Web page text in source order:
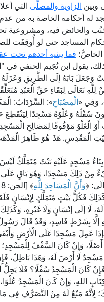
وبين الزاوية والمصلَّى التي
له أحكامه الخاصة به من
والحائض فيه، ومشروعية
المساجد حتى لو أُوقِفَت
الخاصُّ؛ فما يبنيه أحدهم تحت
يقول ابن نُجَيم الحنفي في
وَجَعَلَ بَابَهُ إلَى الطَّرِيقِ وَعَزَلَهُ
تَعَالَى لِبَقَاءِ حَقِّ الْعَبْدِ
وَفِي «الْمِصْبَاحِ»: السِّرْدَابُ:
سُفْلُهُ وَعُلْوُهُ مَسْجِدًا لِيَنْقَطِعَ
أَوْ الْعُلْوُ مَوْقُوفًا لِمَصَالِحِ
الْمَقْدِسِ. هَذَا هُوَ ظَاهِرُ
مَسْجِدٍ عَلَيْهِ بَيْتٌ مُتَمَلَّكٌ
ذَلِكَ مَسْجِدًا، وَهُوَ بَاقٍ عَلَى
﴿وَأَنَّ الْمَسَاجِدَ لِلَّهِ
فَكُلُّ بَيْتٍ مُتَمَلَّكٍ لِإِنْسَانٍ
لَا إلَى إنْسَانٍ وَلَا غَيْرِهِ،
بِشَرْطٍ فَاسِدٍ، وَقَدْ قَالَ رَسُولُ
عَمِلَ مَسْجِدًا عَلَى الْأَرْضِ
وَإِنْ كَانَ السَّقْفُ
مَسْجِدٌ لَا أَرْضَ لَهُ، وَهَذَا بَاطِلٌ،
كَانَ الْمَسْجِدُ سُفْلًا؟ فَلَا يَحِلُّ
اللهِ، وَإِنْ كَانَ الْمَسْجِدُ
مَنْعٌ لَهُ مِنْ التَّصَرُّفِ فِي